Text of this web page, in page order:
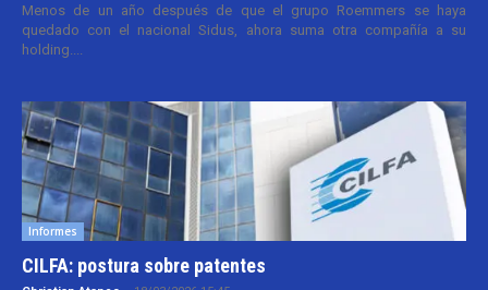
Menos de un año después de que el grupo Roemmers se haya
quedado con el nacional Sidus, ahora suma otra compañía a su
holding....
Informes
CILFA: postura sobre patentes